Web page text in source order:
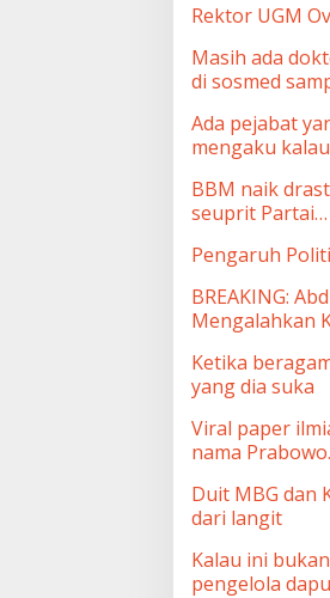
Rektor UGM
Masih ada
di sosmed
Ada pejabat
mengaku
BBM naik
seuprit Partai…
Pengaruh
BREAKING:
Mengalahkan
Ketika
yang dia suka
Viral paper
nama
Duit MBG dan
dari langit
Kalau ini
pengelola